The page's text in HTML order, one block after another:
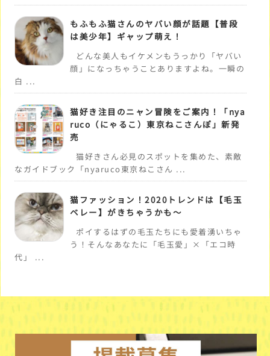
もふもふ猫さんのヤバい顔が話題【普段
は美少年】ギャップ萌え！
どんな美人もイケメンもうっかり「ヤバい
顔」になっちゃうことありますよね。一瞬の
白 ...
猫好き注目のニャン冒険をご案内！「nya
ruco（にゃるこ）東京ねこさんぽ」新発
売
猫好きさん必見のスポットを集めた、素敵
なガイドブック「nyaruco東京ねこさん ...
猫ファッション！2020トレンドは【毛玉
ベレー】がきちゃうかも～
ポイするはずの毛玉たちにも愛着湧いちゃ
う！そんなあなたに「毛玉愛」×「エコ時
代」 ...